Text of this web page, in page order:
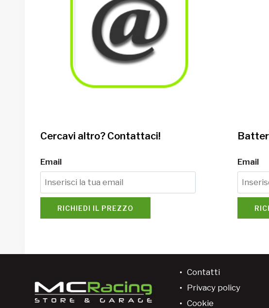
Cercavi altro? Contattaci!
Email
RICHIEDI IL PREZZO
Email
Contatti
Privacy policy
Cookie